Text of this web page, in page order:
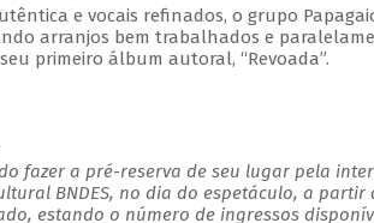
e vocais refinados, o grupo
arranjos bem trabalhados e
primeiro álbum autoral, “Revoada”.
fazer a pré-reserva de seu lugar pela
BNDES, no dia do espetáculo, a
estando o número de ingressos